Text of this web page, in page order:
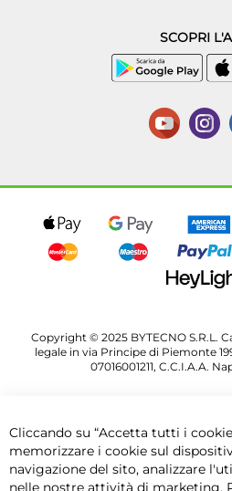
SCOPRI
Copyright © 2025 BYTECNO S.R.L.
legale in via Principe di Piemonte
07016001211, C.C.I.A.A.
Cliccando su “Accetta tutti i
memorizzare i cookie sul
navigazione del sito, analizzare
nelle nostre attività di marketing.